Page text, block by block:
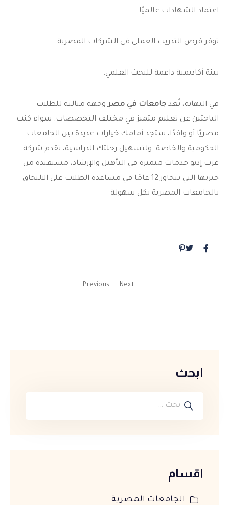
اعتماد الشهادات عالميًا.
توفر فرص التدريب العملي في الشركات المصرية.
بيئة أكاديمية داعمة للبحث العلمي.
في النهاية، تُعد جامعات في مصروجهة مثالية للطلاب
الباحثين عن تعليم متميز في مختلف التخصصات. سواء كنت
مصريًا أو وافدًا، ستجد أمامك خيارات عديدة بين الجامعات
الحكومية والخاصة. ولتسهيل رحلتك الدراسية، تقدم شركة
عرب إديو خدمات متميزة في التأهيل والإرشاد، مستفيدة من
خبرتها التي تتجاوز 12 عامًا في مساعدة الطلاب على الالتحاق
بالجامعات المصرية بكل سهولة
Previous Next
ابحث
اقسام
الجامعات المصرية